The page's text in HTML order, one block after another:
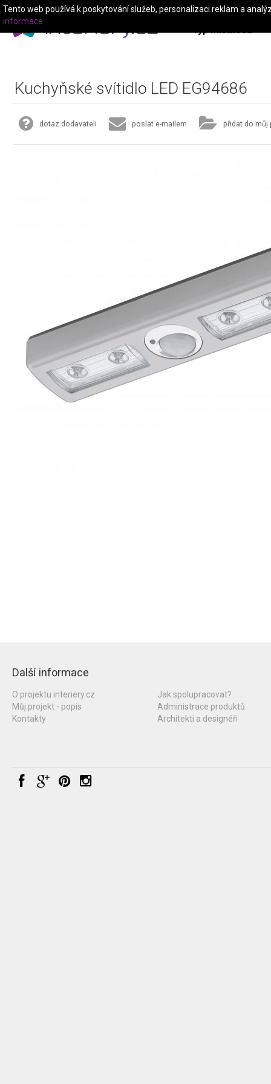
Typ místnosti
Kuchyňské svítidlo LED EG94686
dotaz dodavateli poslat e-mailem přidat do můj
Další informace
O projektu interiery.cz
Můj projekt - popis
Kontakty
Jak spolupracovat?
Administrace produktů
Architekti a designéři
Tento web používá k poskytování služeb, personalizaci reklam a
informace